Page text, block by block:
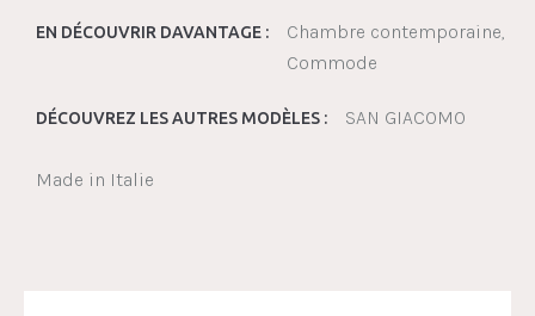
EN DÉCOUVRIR DAVANTAGE :
Chambre contemporaine
Commode
DÉCOUVREZ LES AUTRES MODÈLES : SAN GIACOMO
Made in Italie